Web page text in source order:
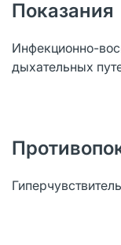
Показания
Инфекционно-
дыхательных